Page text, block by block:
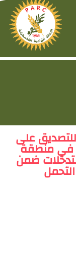
على
في منطقة
ضمن